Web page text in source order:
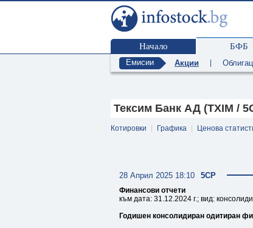
Начало БФБ
Емисии Акции
Тексим Банк АД (TXIM /
Котировки Графика Ценова
5CP
28 Април 2025 18:10
Финансови отчети
към дата: 31.12.2024 г.; вид:
Годишен консолидиран одитиран